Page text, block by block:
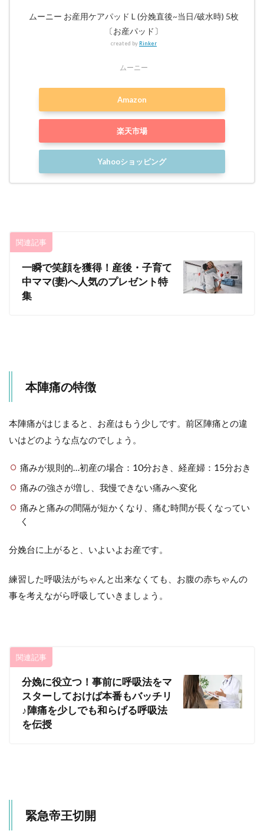
ムーニー お産用ケアパッド L (分娩直後~当日/破水時) 5枚
〔お産パッド〕
created by Rinker
ムーニー
Amazon
楽天市場
Yahooショッピング
関連記事
一瞬で笑顔を獲得！産後・子育て
中ママ(妻)へ人気のプレゼント特
集
本陣痛の特徴
本陣痛がはじまると、お産はもう少しです。前区陣痛との違
いはどのような点なのでしょう。
痛みが規則的…初産の場合：10分おき、経産婦：15分おき
痛みの強さが増し、我慢できない痛みへ変化
痛みと痛みの間隔が短かくなり、痛む時間が長くなってい
く
分娩台に上がると、いよいよお産です。
練習した呼吸法がちゃんと出来なくても、お腹の赤ちゃんの
事を考えながら呼吸していきましょう。
関連記事
分娩に役立つ！事前に呼吸法をマ
スターしておけば本番もバッチリ
♪陣痛を少しでも和らげる呼吸法
を伝授
緊急帝王切開